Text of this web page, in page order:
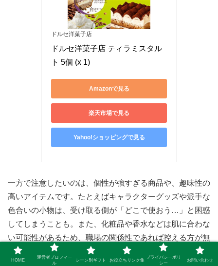
ドルセ洋菓子店
ドルセ洋菓子店 ティラミスタル
ト 5個 (x 1)
Amazonで見る
楽天市場で見る
Yahoo!ショッピングで見る
一方で注意したいのは、個性が強すぎる商品や、趣味性の
高いアイテムです。たとえばキャラクターグッズや派手な
色合いの小物は、受け取る側が「どこで使おう…」と困惑
してしまうことも。また、化粧品や香水などは肌に合わな
い可能性があるため、職場の関係性であれば控える方が無
難かなと思います。
HOME
運営者プロフィー
ル
シーン別ギフト お役立ちリンク集
プライバシーポリ
シー
お問い合わせ